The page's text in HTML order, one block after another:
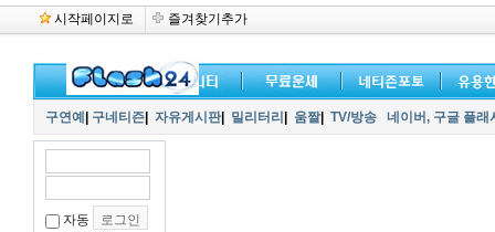
시작페이지로 즐겨찾기추가
구연예 구네티즌 자유게시판| 밀리터리 움짤| TV/방송 네이버, 구글 플
자동